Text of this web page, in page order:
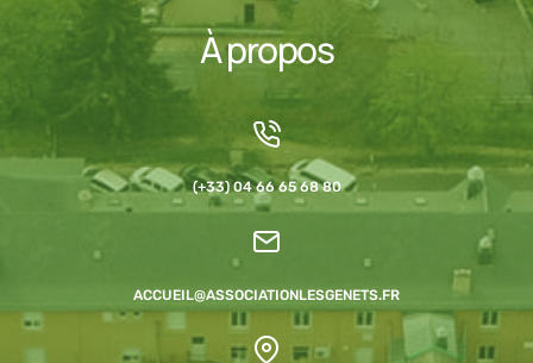
À propos
(+33) 04 66 65 68 80
ACCUEIL@ASSOCIATIONLESGENETS.FR